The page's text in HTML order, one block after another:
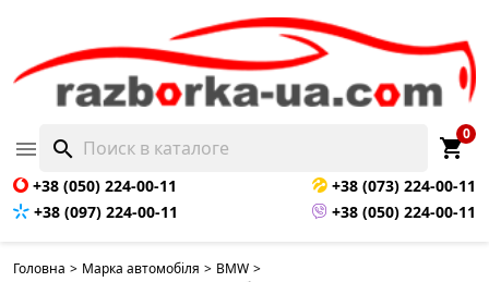
 search shopping_cart
0
+38 (050) 224-00-11
+38 (073) 224-00-11
+38 (097) 224-00-11
+38 (050) 224-00-11
Головна > Марка автомобіля > BMW >